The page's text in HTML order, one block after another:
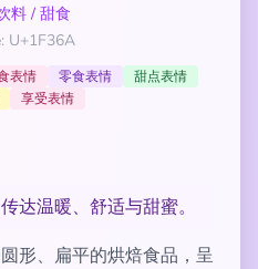
料 / 甜食
U+1F36A
表情 零食表情
甜点表情
享受表情
达温暖、舒适与甜蜜。
形、扁平的烘焙食品，呈